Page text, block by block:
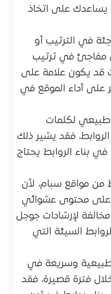
على اتخاذ
في الترتيب أو
مفاجئ في ترتيب
قد يكون علامة على
على أداء الموقع في
طبيعي لكلمات
فقد يشير ذلك
بناء الروابط يحتاج
من مواقع سبام، لأن
على محتوى عشوائي
لإرشادات جوجل
السيئة التي
طبيعية وسريعة في
فترة قصيرة، فقد